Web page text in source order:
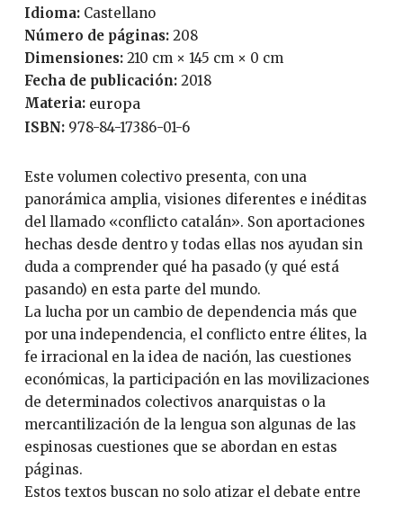
Idioma:
Castellano
Número de páginas:
208
Dimensiones: 210 cm × 145 cm × 0 cm
Fecha de publicación:
2018
Materia: europa
ISBN: 978-84-17386-01-6
Este volumen colectivo presenta, con una
panorámica amplia, visiones diferentes e inéditas
del llamado «conflicto catalán». Son aportaciones
hechas desde dentro y todas ellas nos ayudan sin
duda a comprender qué ha pasado (y qué está
pasando) en esta parte del mundo.
La lucha por un cambio de dependencia más que
por una independencia, el conflicto entre élites, la
fe irracional en la idea de nación, las cuestiones
económicas, la participación en las movilizaciones
de determinados colectivos anarquistas o la
mercantilización de la lengua son algunas de las
espinosas cuestiones que se abordan en estas
páginas.
Estos textos buscan no solo atizar el debate entre